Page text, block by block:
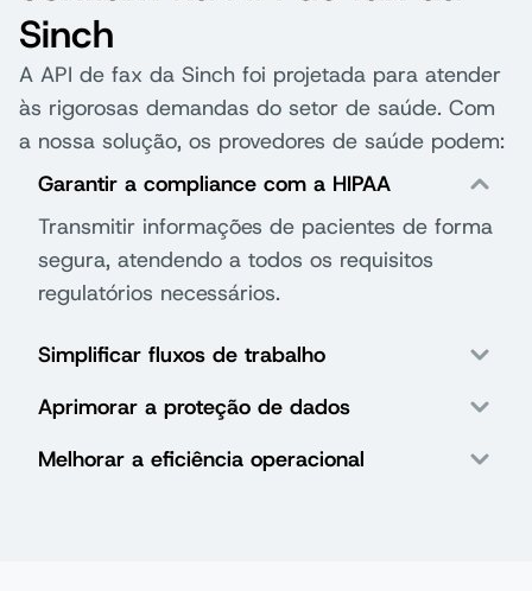
Sinch
A API de fax da Sinch foi projetada para atender
às rigorosas demandas do setor de saúde. Com
a nossa solução, os provedores de saúde podem:
Garantir a compliance com a HIPAA
Transmitir informações de pacientes de forma
segura, atendendo a todos os requisitos
regulatórios necessários.
Simplificar fluxos de trabalho
Aprimorar a proteção de dados
Melhorar a eficiência operacional